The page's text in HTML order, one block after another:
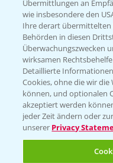
Standortreport
fungizide
23.03.2026
Übermittlungen an
wie insbesondere den
Ihre derart übermittelten
Behörden in diesen
Überwachungszwecken
wirksamen
Detaillierte
Cookies, ohne die wir
können, und optionalen
akzeptiert werden
jeder Zeit ändern oder
unserer Privacy